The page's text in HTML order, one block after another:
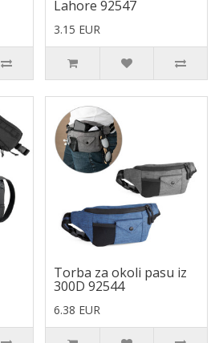
Lahore 92547
3.15 EUR
Torba za okoli pasu iz
300D 92544
6.38 EUR